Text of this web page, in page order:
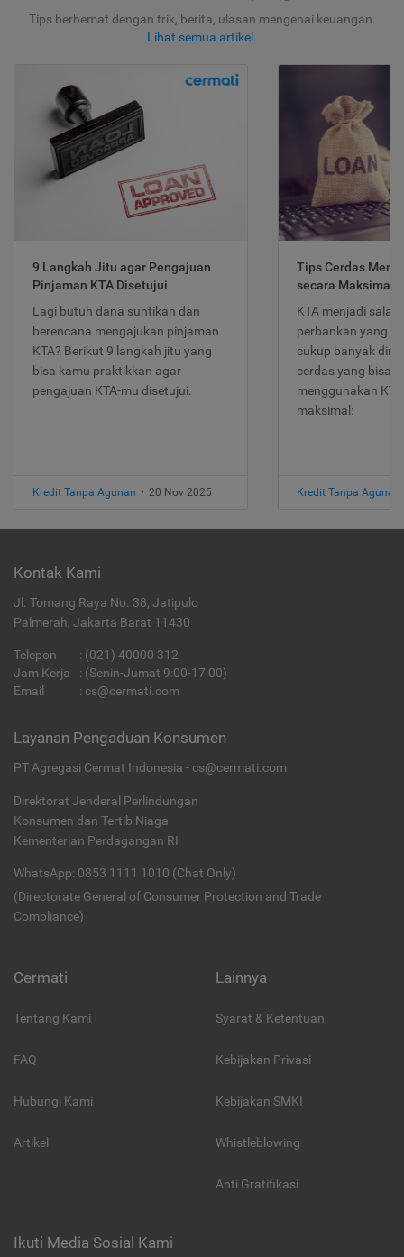
Tips berhemat dengan trik, berita, ulasan mengenai keuangan.
Lihat semua artikel .
9 Langkah Jitu agar Pengajuan
Pinjaman KTA Disetujui
Lagi butuh dana suntikan dan
berencana mengajukan pinjaman
KTA? Berikut 9 langkah jitu yang
bisa kamu praktikkan agar
pengajuan KTA-mu disetujui.
Kredit Tanpa Agunan • 20 Nov 2025
Tips Cerdas
secara Maksimal
KTA menjadi
perbankan yang
cukup banyak
cerdas yang bisa
menggunakan
maksimal:
Kredit Tanpa Agunan
Kontak Kami
Jl. Tomang Raya No. 38, Jatipulo
Palmerah, Jakarta Barat 11430
Telepon : (021) 40000 312
Jam Kerja
: (Senin-Jumat 9:00-17:00)
Email
: cs@cermati.com
Layanan Pengaduan Konsumen
PT Agregasi Cermat Indonesia - cs@cermati.com
Direktorat Jenderal Perlindungan
Konsumen dan Tertib Niaga
Kementerian Perdagangan RI
WhatsApp: 0853 1111 1010 (Chat Only)
(Directorate General of Consumer Protection and Trade
Compliance)
Cermati
Tentang Kami
FAQ
Hubungi Kami
Artikel
Lainnya
Syarat & Ketentuan
Kebijakan Privasi
Kebijakan SMKI
Whistleblowing
Anti Gratifikasi
Ikuti Media Sosial Kami